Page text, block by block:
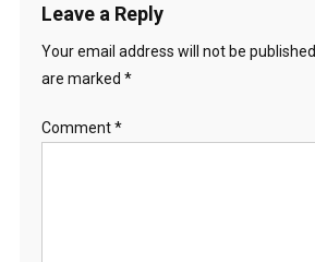
Leave a Reply
Your email address will not be published.
are marked *
Comment*